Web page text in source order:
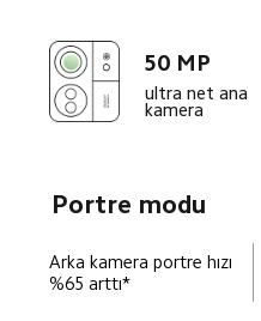
50 MP
ultra net ana
kamera
Portre modu
Arka kamera portre hızı
%65 arttı*